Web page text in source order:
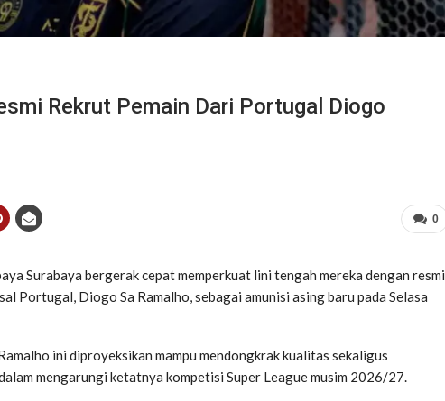
Rekrut Pemain Dari Portugal Diogo
0
Surabaya bergerak cepat memperkuat lini tengah mereka dengan resmi
Portugal, Diogo Sa Ramalho, sebagai amunisi asing baru pada Selasa
ini diproyeksikan mampu mendongkrak kualitas sekaligus
mengarungi ketatnya kompetisi Super League musim 2026/27.